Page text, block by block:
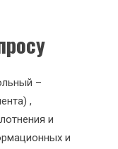
–
,
и
и